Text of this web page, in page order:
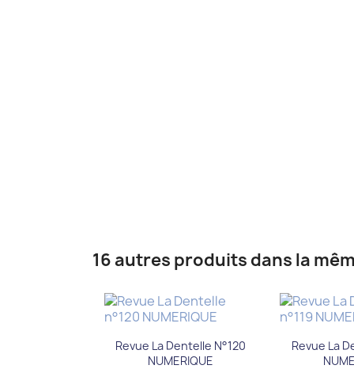
16 autres produits dans la
Aperçu rapide
Revue La Dentelle N°120
NUMERIQUE

Revue La